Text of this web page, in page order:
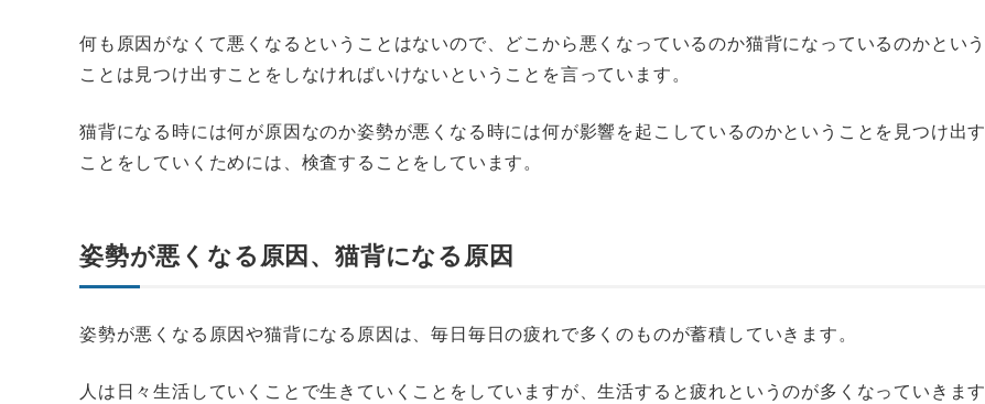
何も原因がなくて悪くなるということはないので、どこから悪くなっているのか猫背になっているのかという
ことは見つけ出すことをしなければいけないということを言っています。
猫背になる時には何が原因なのか姿勢が悪くなる時には何が影響を起こしているのかということを見つけ出す
ことをしていくためには、検査することをしています。
姿勢が悪くなる原因、猫背になる原因
姿勢が悪くなる原因や猫背になる原因は、毎日毎日の疲れで多くのものが蓄積していきます。
人は日々生活していくことで生きていくことをしていますが、生活すると疲れというのが多くなっていきます